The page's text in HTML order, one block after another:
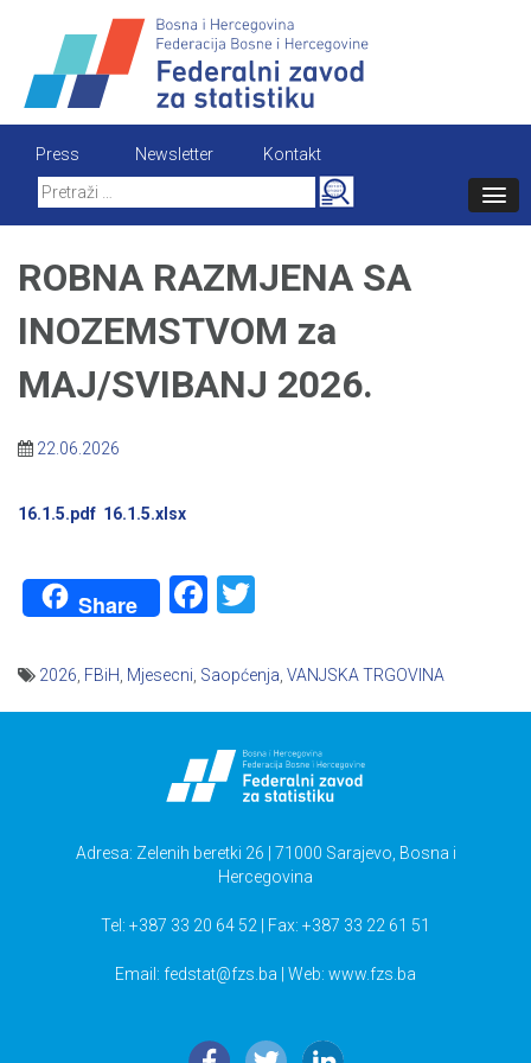
content
Press Newsletter
Kontakt
Search
for:
ROBNA RAZMJENA SA
INOZEMSTVOM za
MAJ/SVIBANJ 2026.
22.06.2026
16.1.5.pdf 16.1.5.xlsx
Share Facebook
2026 FBiH Mjesecni Saopćenja VANJSKA TRGOVINA
Adresa: Zelenih beretki 26 | 71000 Sarajevo, Bosna i
Hercegovina
Tel: +387 33 20 64 52 | Fax: +387 33 22 61 51
Email: fedstat@fzs.ba | Web: www.fzs.ba